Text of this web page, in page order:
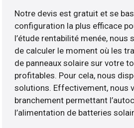
Notre devis est gratuit et se
configuration la plus efficace
l’étude rentabilité menée, nous
de calculer le moment où les
de panneaux solaire sur votre
profitables. Pour cela, nous
solutions. Effectivement, nous
branchement permettant
l’alimentation de batteries